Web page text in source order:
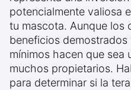
potencialmente valiosa
tu mascota. Aunque los
beneficios
mínimos hacen que sea
muchos propietarios.
para determinar si la